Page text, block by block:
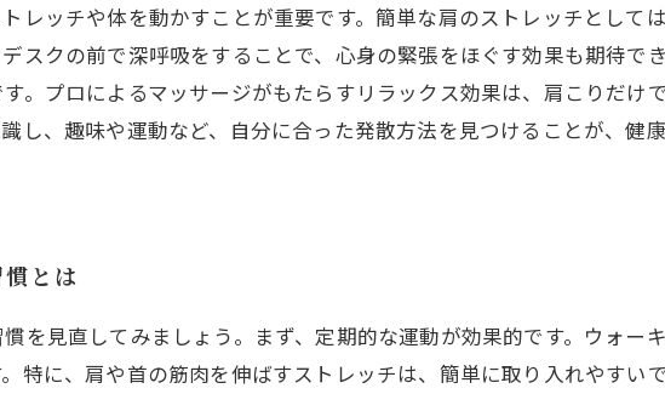
レッチや体を動かすことが重要です。簡単な肩のストレッチとして
スクの前で深呼吸をすることで、心身の緊張をほぐす効果も期待で
。プロによるマッサージがもたらすリラックス効果は、肩こりだけ
し、趣味や運動など、自分に合った発散方法を見つけることが、健
とは
を見直してみましょう。まず、定期的な運動が効果的です。ウォー
特に、肩や首の筋肉を伸ばすストレッチは、簡単に取り入れやすい